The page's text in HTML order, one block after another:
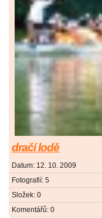
dračí lodě
Datum: 12. 10. 2009
Fotografií: 5
Složek: 0
Komentářů: 0